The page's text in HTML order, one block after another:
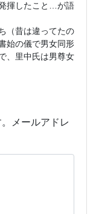
揮したこと…が語
（昔は違ってたの
始の儀で男女同形
、里中氏は男尊女
メールアドレ